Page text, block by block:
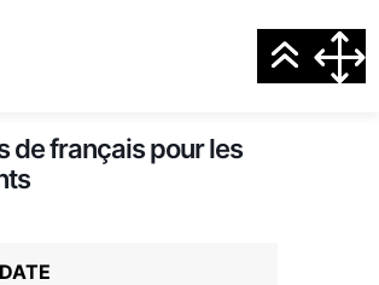
de français pour les
DATE